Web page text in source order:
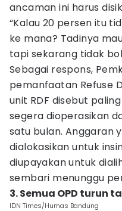
ancaman ini harus
“Kalau 20 persen itu
ke mana? Tadinya
tapi sekarang tidak
Sebagai respons,
pemanfaatan Refuse
unit RDF disebut
segera dioperasikan
satu bulan. Anggaran
dialokasikan untuk
diupayakan untuk
sembari menunggu
3. Semua OPD turun
IDN Times/Humas Bandung